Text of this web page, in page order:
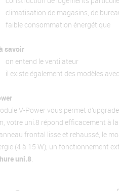
climatisation de magasins, de
faible consommation énergétique
savoir
on entend le ventilateur
il existe également des modèles
V-Power vous permet
votre uni.8 répond efficacement à
frontal lisse et rehaussé, le
(4 à 15 W), un fonctionnement
uni.8.